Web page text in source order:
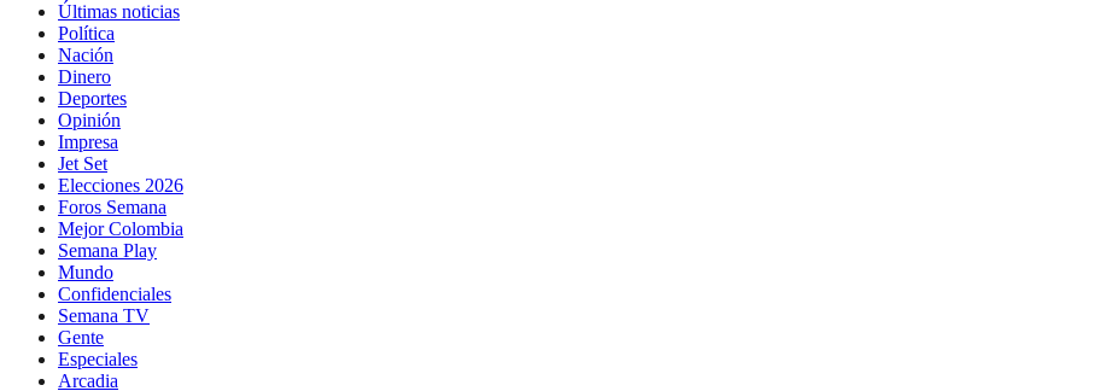
Últimas noticias
Política
Nación
Dinero
Deportes
Opinión
Impresa
Jet Set
Elecciones 2026
Foros Semana
Mejor Colombia
Semana Play
Mundo
Confidenciales
Semana TV
Gente
Especiales
Arcadia